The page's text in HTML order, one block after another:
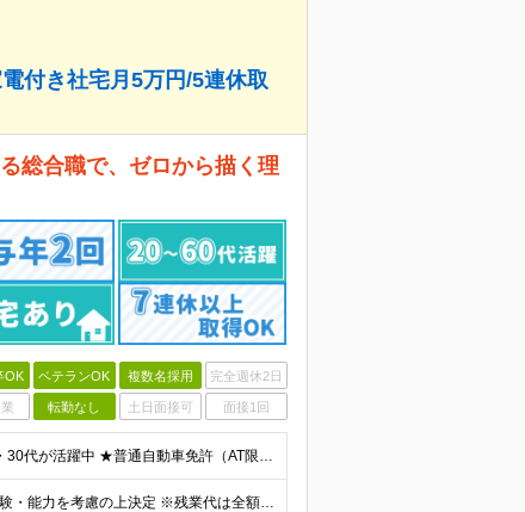
付き社宅月5万円/5連休取
総合職で、ゼロから描く理
OK ベテランOK 複数名採用 完全週休2日
業 転勤なし 土日面接可 面接1回
＊未経験・第二新卒歓迎！ ＊自己PR・職歴不問 ＊20代・30代が活躍中 ★普通自動車免許（AT限定可）をお持ちの方 ★学歴不問！ ＼こんな方にピッタリ／ ・身一つで東京での一人暮らしを始めたい方
◆月給22万9830円〜50万円＋賞与年2回＋各種手当 ※経験・能力を考慮の上決定 ※残業代は全額支給 ※試用期間3ヶ月あり （東京：月給21万1,560円＋交通費/千葉：月給19万6,080円＋交通